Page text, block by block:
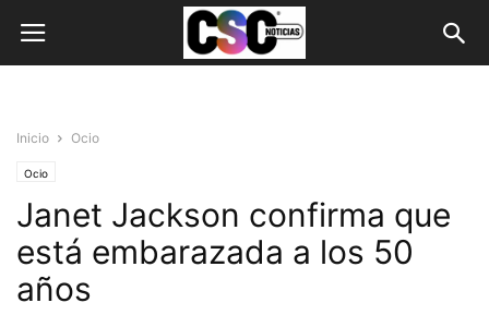
Inicio Ocio
Ocio
Janet Jackson confirma que
está embarazada a los 50
años